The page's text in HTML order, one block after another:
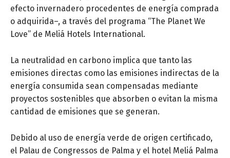
efecto invernadero procedentes de energía comprada
o adquirida–, a través del programa “The Planet We
Love” de Meliá Hotels International.
La neutralidad en carbono implica que tanto las
emisiones directas como las emisiones indirectas de la
energía consumida sean compensadas mediante
proyectos sostenibles que absorben o evitan la misma
cantidad de emisiones que se generan.
Debido al uso de energía verde de origen certificado,
el Palau de Congressos de Palma y el hotel Meliá Palma